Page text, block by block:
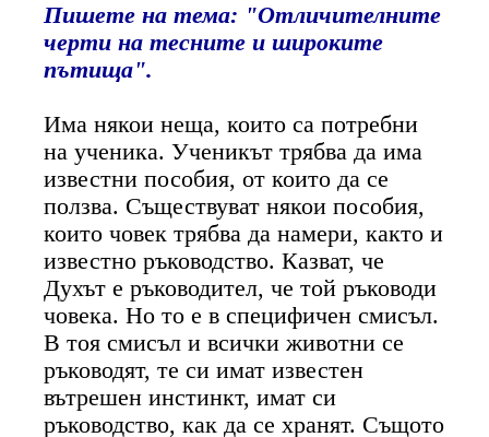
Пишете на тема: "Отличителните
черти на тесните и широките
пътища".
Има някои неща, които са потребни
на ученика. Ученикът трябва да има
известни пособия, от които да се
ползва. Съществуват някои пособия,
които човек трябва да намери, както и
известно ръководство. Казват, че
Духът е ръководител, че той ръководи
човека. Но то е в специфичен смисъл.
В тоя смисъл и всички животни се
ръководят, те си имат известен
вътрешен инстинкт, имат си
ръководство, как да се хранят. Същото